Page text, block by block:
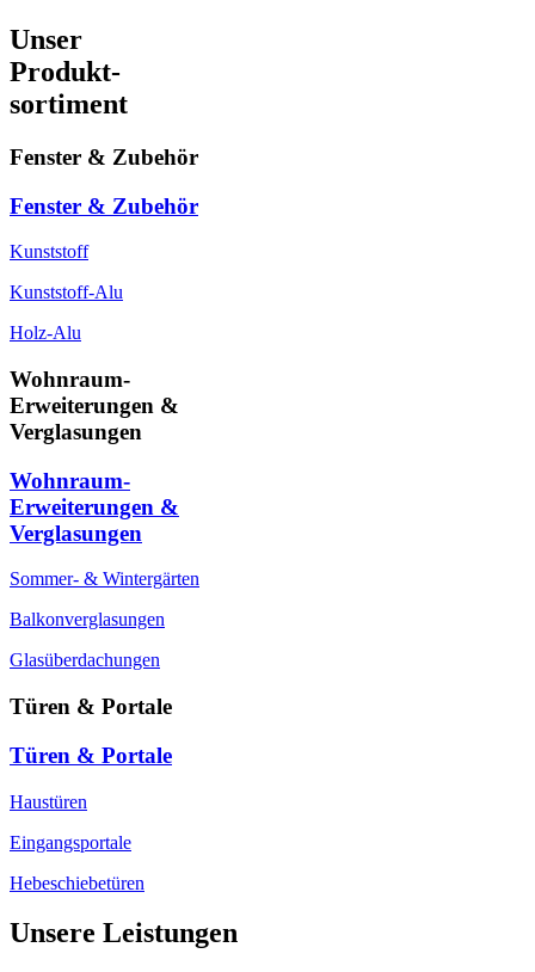
Unser
Produkt-
sortiment
Fenster & Zubehör
Fenster & Zubehör
Kunststoff
Kunststoff-Alu
Holz-Alu
Wohnraum-
Erweiterungen &
Verglasungen
Wohnraum-
Erweiterungen &
Verglasungen
Sommer- & Wintergärten
Balkonverglasungen
Glasüberdachungen
Türen & Portale
Türen & Portale
Haustüren
Eingangsportale
Hebeschiebetüren
Unsere Leistungen